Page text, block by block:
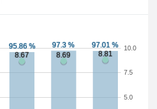
5.0
7.5
10.0